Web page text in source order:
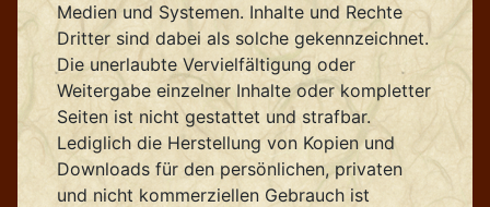
Medien und Systemen. Inhalte und Rechte
Dritter sind dabei als solche gekennzeichnet.
Die unerlaubte Vervielfältigung oder
Weitergabe einzelner Inhalte oder kompletter
Seiten ist nicht gestattet und strafbar.
Lediglich die Herstellung von Kopien und
Downloads für den persönlichen, privaten
und nicht kommerziellen Gebrauch ist